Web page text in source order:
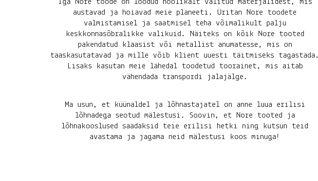
Iga Nore toode on loodud hoolikalt valitud materjalidest, mis
austavad ja hoiavad meie planeeti. Üritan Nore toodete
valmistamisel ja saatmisel teha võimalikult palju
keskkonnasõbralikke valikuid. Näiteks on kõik Nore tooted
pakendatud klaasist või metallist anumatesse, mis on
taaskasutatavad ja mille võib klient uuesti täitmiseks tagastada.
Lisaks kasutan meie lähedal toodetud toorainet, mis aitab
vähendada transpordi jalajälge.
Ma usun, et küünaldel ja lõhnastajatel on anne luua erilisi
lõhnadega seotud mälestusi. Soovin, et Nore tooted ja
lõhnakooslused saadaksid teie erilisi hetki ning kutsun teid
avastama ja jagama neid mälestusi koos minuga!